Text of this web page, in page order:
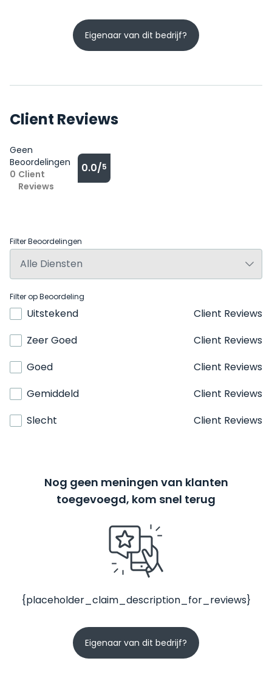
Eigenaar van dit bedrijf?
Client Reviews
Geen
Beoordelingen
0 Client
Reviews
0.0/5
Filter Beoordelingen
Filter op Beoordeling
Uitstekend
Client Reviews
Zeer Goed
Client Reviews
Goed
Client Reviews
Gemiddeld
Client Reviews
Slecht
Client Reviews
Nog geen meningen van klanten
toegevoegd, kom snel terug
{placeholder_claim_description_for_reviews}
Eigenaar van dit bedrijf?